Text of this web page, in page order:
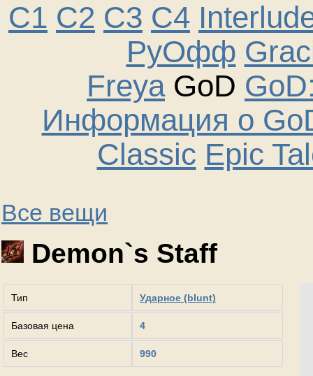
C1 C2 C3 C4
РуОфф
FreyaGoD
Информация о
Classic Epic
Все вещи
Demon`s Staff
Тип Ударное (blunt)
Базовая цена 4
Вес 990